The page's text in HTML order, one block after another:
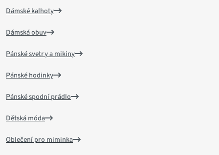
Dámské kalhoty
Dámská obuv
Pánské svetry a mikiny
Pánské hodinky
Pánské spodní prádlo
Dětská móda
Oblečení pro miminka